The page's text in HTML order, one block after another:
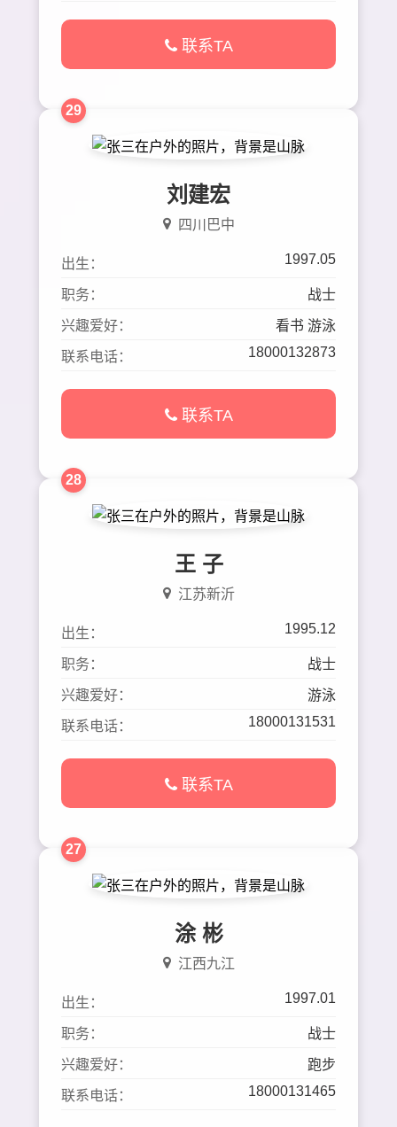
联系TA
29
刘建宏
四川巴中
出生： 1997.05
职务： 战士
兴趣爱好： 看书 游泳
联系电话： 18000132873
联系TA
28
王 子
江苏新沂
出生： 1995.12
职务： 战士
兴趣爱好： 游泳
联系电话： 18000131531
联系TA
27
涂 彬
江西九江
出生： 1997.01
职务： 战士
兴趣爱好： 跑步
联系电话： 18000131465